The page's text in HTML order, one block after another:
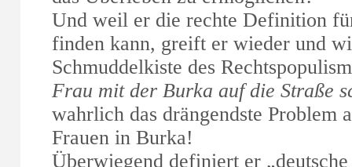
Und weil er die rechte Definition
finden kann, greift er wieder und
Schmuddelkiste des
Frau mit der Burka auf die Straße
wahrlich das drängendste Problem
Frauen in Burka!
Überwiegend definiert er